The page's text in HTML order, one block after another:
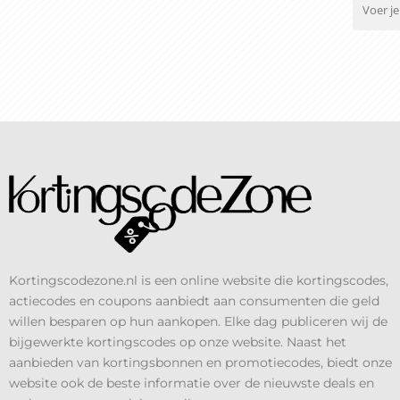
Kortingscodezone.nl is een online website die kortingscodes,
actiecodes en coupons aanbiedt aan consumenten die geld
willen besparen op hun aankopen. Elke dag publiceren wij de
bijgewerkte kortingscodes op onze website. Naast het
aanbieden van kortingsbonnen en promotiecodes, biedt onze
website ook de beste informatie over de nieuwste deals en